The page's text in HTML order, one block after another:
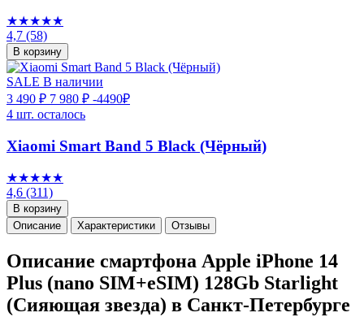
★★★★★
4,7 (58)
В корзину
SALE В наличии
3 490 ₽ 7 980 ₽ -4490₽
4 шт. осталось
Xiaomi Smart Band 5 Black (Чёрный)
★★★★★
4,6 (311)
В корзину
Описание
Характеристики Отзывы
Описание смартфона Apple iPhone 14
Plus (nano SIM+eSIM) 128Gb Starlight
(Сияющая звезда) в Санкт-Петербурге